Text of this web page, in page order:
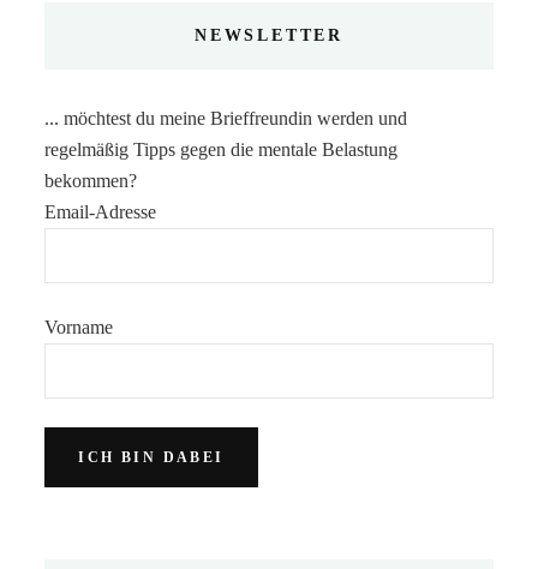
NEWSLETTER
... möchtest du meine Brieffreundin werden und
regelmäßig Tipps gegen die mentale Belastung
bekommen?
Email-Adresse
Vorname